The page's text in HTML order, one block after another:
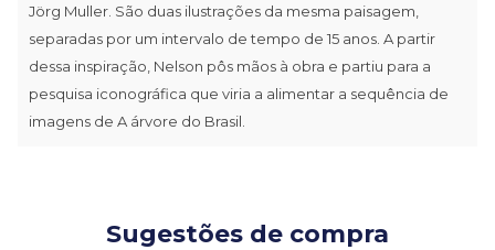
Jörg Muller. São duas ilustrações da mesma paisagem,
separadas por um intervalo de tempo de 15 anos. A partir
dessa inspiração, Nelson pôs mãos à obra e partiu para a
pesquisa iconográfica que viria a alimentar a sequência de
imagens de A árvore do Brasil.
Sugestões de compra